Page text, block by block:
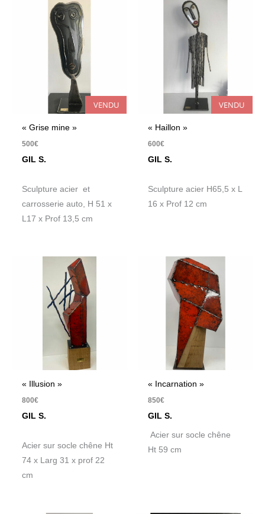
VENDU
« Grise mine »
500€
GIL S.
Sculpture acier et
carrosserie auto, H 51 x
L17 x Prof 13,5 cm
VENDU
« Haillon »
600€
GIL S.
Sculpture acier H65,5 x L
16 x Prof 12 cm
« Illusion »
800€
GIL S.
Acier sur socle chêne Ht
74 x Larg 31 x prof 22
cm
« Incarnation »
850€
GIL S.
Acier sur socle chêne
Ht 59 cm